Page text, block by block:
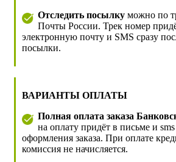
Отследить посылку можно по
Почты России. Трек номер
электронную почту и SMS сразу
посылки.
ВАРИАНТЫ ОПЛАТЫ
Полная оплата заказа
на оплату придёт в письме и sms
оформления заказа. При оплате
комиссия не начисляется.